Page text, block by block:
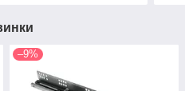
–9%